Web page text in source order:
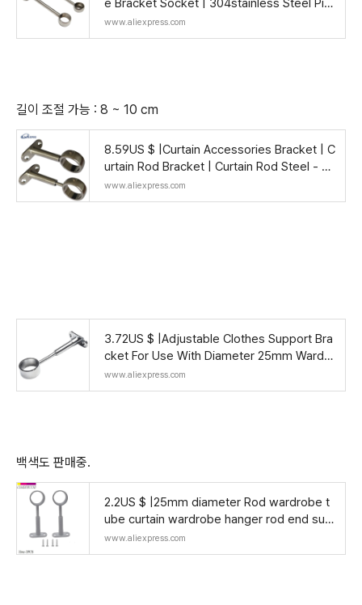
e Bracket Socket | 304stainless Steel Pip
e Flange Bracket - Brackets - Aliexpress
www.aliexpress.com
길이 조절 가능 : 8 ~ 10 cm
8.59US $ |Curtain Accessories Bracket | C
urtain Rod Bracket | Curtain Rod Steel - 2
Pcs D25mm - Aliexpress
www.aliexpress.com
3.72US $ |Adjustable Clothes Support Bra
cket For Use With Diameter 25mm Wardro
be Rail / Pipe 1PC 25mm Adjustable Diam
eter 25mm A
www.aliexpress.com
백색도 판매중.
2.2US $ |25mm diameter Rod wardrobe t
ube curtain wardrobe hanger rod end sup
port rack zinc alloy|Furniture Accessories|
- AliE
www.aliexpress.com